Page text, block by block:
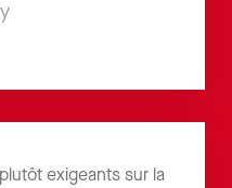
exigeants sur la